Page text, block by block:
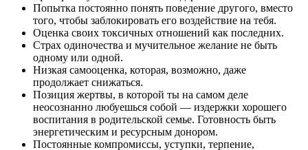
Попытка постоянно понять поведение другого, вместо
того, чтобы заблокировать его воздействие на тебя.
Оценка своих токсичных отношений как последних.
Страх одиночества и мучительное желание не быть
одному или одной.
Низкая самооценка, которая, возможно, даже
продолжает снижаться.
Позиция жертвы, в которой ты на самом деле
неосознанно любуешься собой — издержки хорошего
воспитания в родительской семье. Готовность быть
энергетическим и ресурсным донором.
Постоянные компромиссы, уступки, терпение,